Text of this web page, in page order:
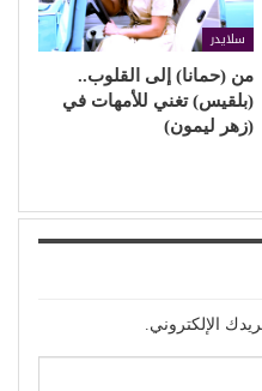
سلايدر
من (حمانا) إلى القلوب..
(بلقيس) تغني للأمهات في
(زهر ليمون)
الإلكتروني.